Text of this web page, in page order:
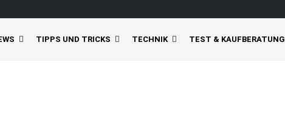
TIPPS UND TRICKS TECHNIK TEST & KAUFBERATUNG